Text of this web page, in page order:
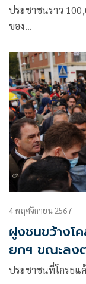
ประชาชนราว
ของ…
4 พฤศจิกายน 2567
ฝูงชนขว้างโ
ยกฯ ขณะลง
ประชาชนที่โกรธแ